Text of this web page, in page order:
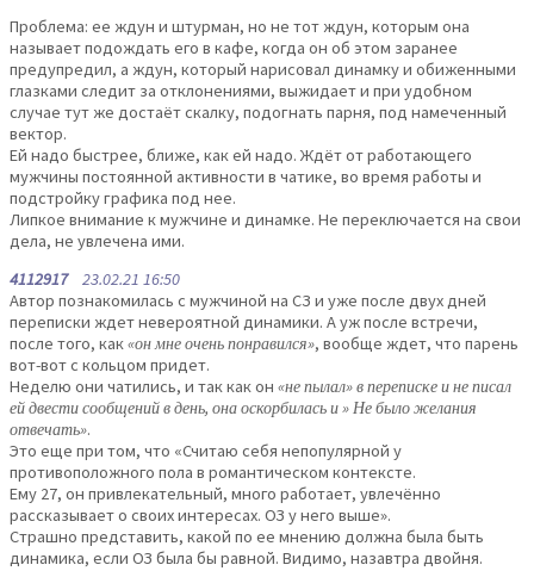
Проблема: ее ждун и штурман, но не тот ждун, которым она
называет подождать его в кафе, когда он об этом заранее
предупредил, а ждун, который нарисовал динамку и обиженными
глазками следит за отклонениями, выжидает и при удобном
случае тут же достаёт скалку, подогнать парня, под намеченный
вектор.
Ей надо быстрее, ближе, как ей надо. Ждёт от работающего
мужчины постоянной активности в чатике, во время работы и
подстройку графика под нее.
Липкое внимание к мужчине и динамке. Не переключается на свои
дела, не увлечена ими.
411291723.02.21 16:50
Автор познакомилась с мужчиной на СЗ и уже после двух дней
переписки ждет невероятной динамики. А уж после встречи,
после того, как«он мне очень понравился», вообще ждет, что парень
вот-вот с кольцом придет.
Неделю они чатились, и так как он «не пылал» в переписке и не писал
ей двести сообщений в день, она оскорбилась и » Не было желания
отвечать».
Это еще при том, что «Считаю себя непопулярной у
противоположного пола в романтическом контексте.
Ему 27, он привлекательный, много работает, увлечённо
рассказывает о своих интересах. ОЗ у него выше».
Страшно представить, какой по ее мнению должна была быть
динамика, если ОЗ была бы равной. Видимо, назавтра двойня.